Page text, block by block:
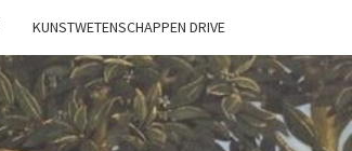
KUNSTWETENSCHAPPEN DRIVE